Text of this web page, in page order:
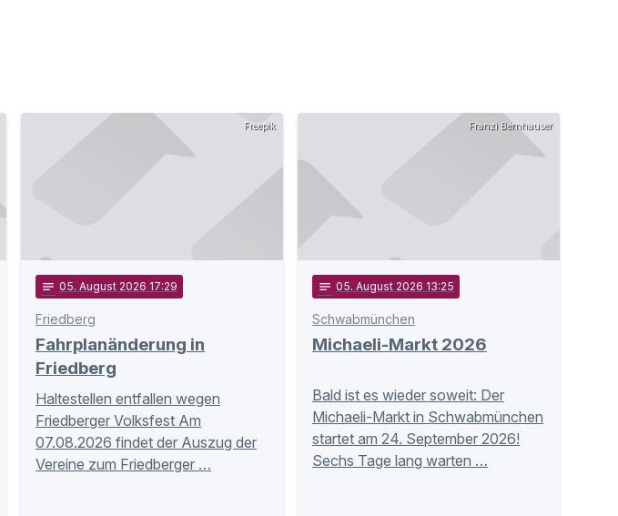
Freepik
notes 05. August 2026 17:29
Friedberg
Fahrplanänderung in
Friedberg
Haltestellen entfallen wegen
Friedberger Volksfest Am
07.08.2026 findet der Auszug der
Vereine zum Friedberger …
Franzi Bernhauser
notes 05. August 2026 13:25
Schwabmünchen
Michaeli-Markt 2026
Bald ist es wieder soweit: Der
Michaeli-Markt in Schwabmünchen
startet am 24. September 2026!
Sechs Tage lang warten …